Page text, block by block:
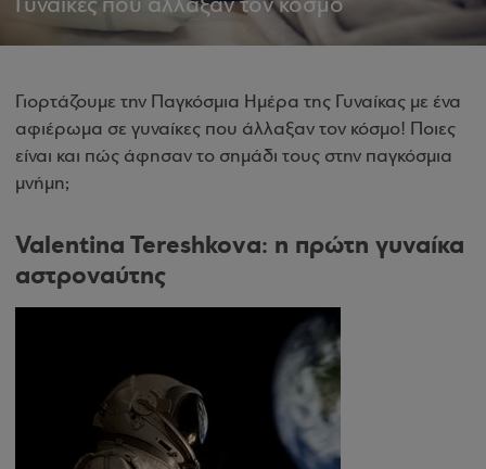
Γυναίκες που άλλαξαν τον κόσμο
Γιορτάζουμε την Παγκόσμια Ημέρα της Γυναίκας με ένα
αφιέρωμα σε γυναίκες που άλλαξαν τον κόσμο! Ποιες
είναι και πώς άφησαν το σημάδι τους στην παγκόσμια
μνήμη;
Valentina Tereshkova: η πρώτη γυναίκα
αστροναύτης